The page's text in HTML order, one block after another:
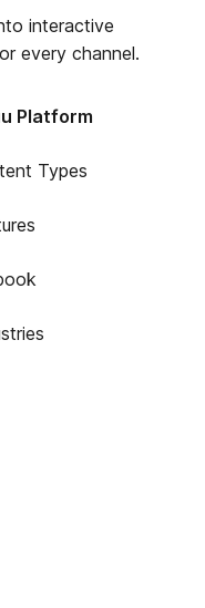
interactive
every channel.
Platform
Types